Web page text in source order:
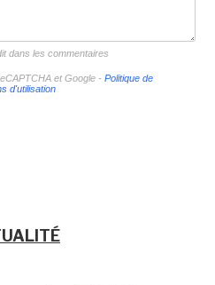
dans les commentaires
et Google - Politique de
d'utilisation